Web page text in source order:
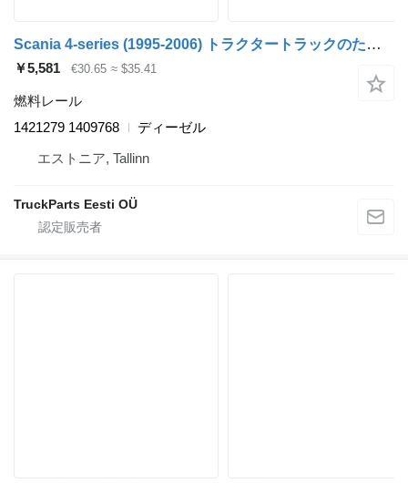
Scania 4-series (1995-2006) トラクタートラックのためのScania 4-series 114 (01.95-12.04) 1421279 1409768 燃料レール
￥5,581 €30.65 ≈ $35.41
燃料レール
1421279 1409768
ディーゼル
エストニア, Tallinn
TruckParts Eesti OÜ